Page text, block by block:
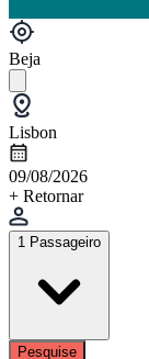
Beja
Lisbon
09/08/2026
+ Retornar
1 Passageiro
Pesquise